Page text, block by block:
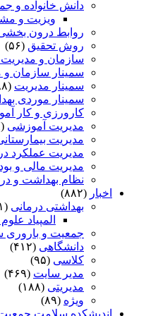
دانش خانواده و
ویزیت و
روابط درون
روش تحقیق (۵۶)
سازمان و
سمینار سازمان
سمینار مدیریت (۸۸)
سمینار موردی
کارورزی و کار
مدیریت آموزشی (۴۹)
مدیریت
مدیریت عملکرد
مدیریت مالی و
نظام بهداشت و
اخبار (۸۸۲)
بهداشتی درمانی (۹۱)
المپیاد
جمعیت و باروری
دانشگاهی (۴۱۲)
کلاسی (۹۵)
مدیر سایت (۴۶۹)
مدیریتی (۱۸۸)
ویژه (۸۹)